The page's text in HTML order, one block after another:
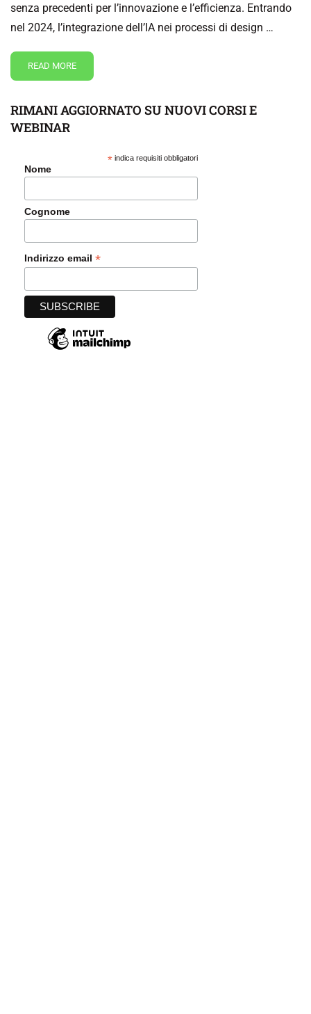
senza precedenti per l’innovazione e l’efficienza. Entrando
nel 2024, l’integrazione dell’IA nei processi di design …
READ MORE
RIMANI AGGIORNATO SU NUOVI CORSI E
WEBINAR
*indica requisiti obbligatori
Nome
Cognome
Indirizzo email *